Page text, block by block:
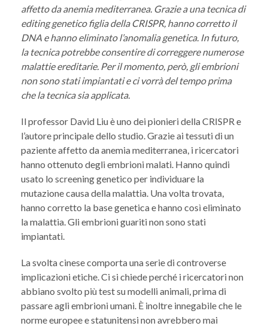
affetto da anemia mediterranea. Grazie a una tecnica di
editing genetico figlia della CRISPR, hanno corretto il
DNA e hanno eliminato l’anomalia genetica. In futuro,
la tecnica potrebbe consentire di correggere numerose
malattie ereditarie. Per il momento, però, gli embrioni
non sono stati impiantati e ci vorrà del tempo prima
che la tecnica sia applicata.
Il professor David Liu è uno dei pionieri della CRISPR e
l’autore principale dello studio. Grazie ai tessuti di un
paziente affetto da anemia mediterranea, i ricercatori
hanno ottenuto degli embrioni malati. Hanno quindi
usato lo screening genetico per individuare la
mutazione causa della malattia. Una volta trovata,
hanno corretto la base genetica e hanno così eliminato
la malattia. Gli embrioni guariti non sono stati
impiantati.
La svolta cinese comporta una serie di controverse
implicazioni etiche. Ci si chiede perché i ricercatori non
abbiano svolto più test su modelli animali, prima di
passare agli embrioni umani. È inoltre innegabile che le
norme europee e statunitensi non avrebbero mai